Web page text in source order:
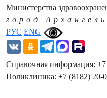
РУС ENG
Министерства
город
Справочная информация: +7
Поликлиника: +7 (8182) 20-